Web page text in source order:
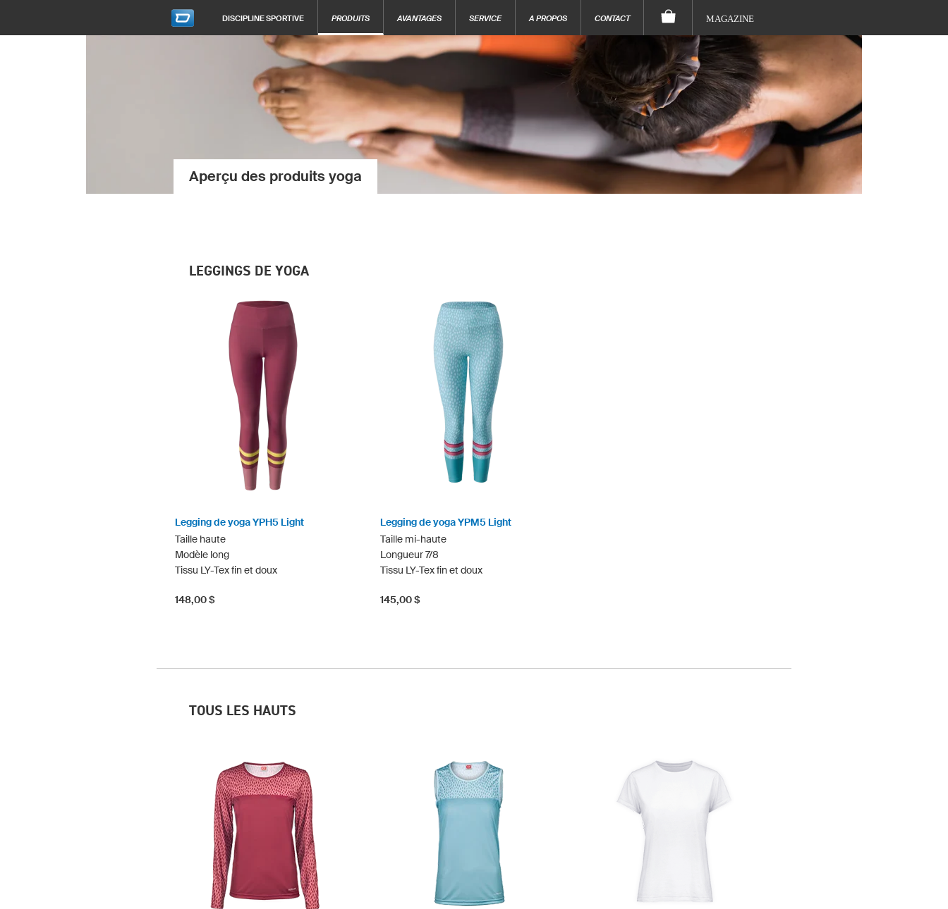
DISCIPLINE SPORTIVE PRODUITS AVANTAGES SERVICE A PROPOS CONTACT MAGAZINE
Aperçu des produits yoga
LEGGINGS DE YOGA
Legging de yoga YPH5 Light
Taille haute
Modèle long
Tissu LY-Tex fin et doux
148,00 $
Legging de yoga YPM5 Light
Taille mi-haute
Longueur 7/8
Tissu LY-Tex fin et doux
145,00 $
TOUS LES HAUTS